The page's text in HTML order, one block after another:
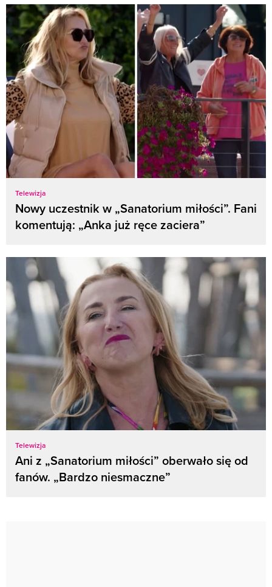
Telewizja
Nowy uczestnik w „Sanatorium miłości”. Fani
komentują: „Anka już ręce zaciera”
Telewizja
Ani z „Sanatorium miłości” oberwało się od
fanów. „Bardzo niesmaczne”